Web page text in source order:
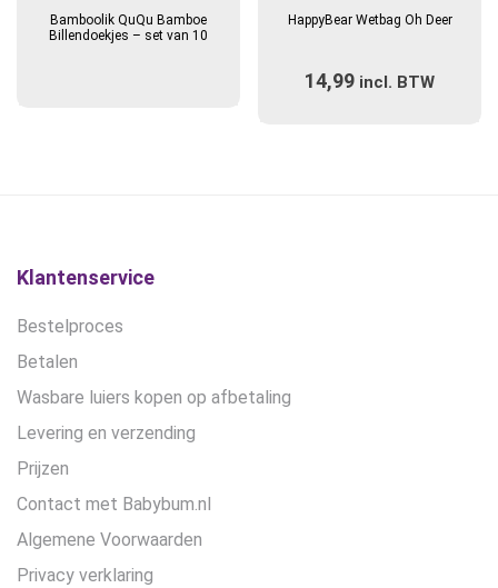
Bamboolik QuQu Bamboe
Billendoekjes – set van 10
HappyBear Wetbag Oh Deer
14,99 incl. BTW
Klantenservice
Bestelproces
Betalen
Wasbare luiers kopen op afbetaling
Levering en verzending
Prijzen
Contact met Babybum.nl
Algemene Voorwaarden
Privacy verklaring